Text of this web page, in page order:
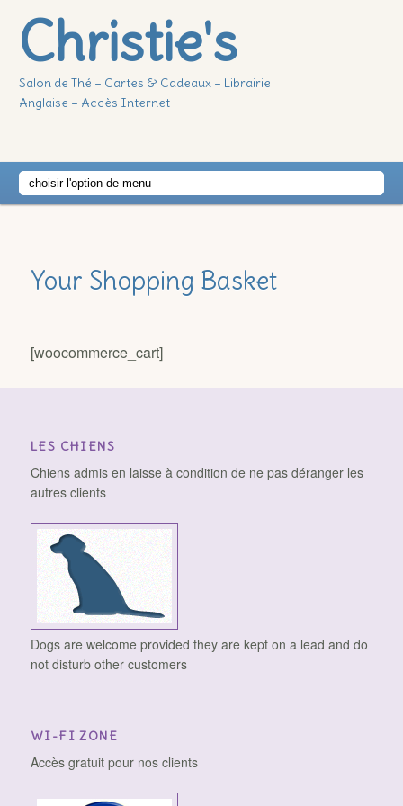
Christie's
Salon de Thé – Cartes & Cadeaux – Librairie
Anglaise – Accès Internet
Main
menu
Skip
primary
Skip
secondary
Your Shopping Basket
[woocommerce_cart]
LES CHIENS
Chiens admis en laisse à condition de ne pas déranger les
autres clients
Dogs are welcome provided they are kept on a lead and do
not disturb other customers
WI-FI ZONE
Accès gratuit pour nos clients